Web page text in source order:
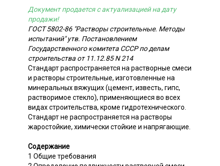
Документ продается с актуализацией на дату
продажи!
ГОСТ 5802-86 "Растворы строительные. Методы
испытаний" утв. Постановлением
Государственного комитета СССР по делам
строительства от 11.12.85 N 214
Стандарт распространяется на растворные смеси
и растворы строительные, изготовленные на
минеральных вяжущих (цемент, известь, гипс,
растворимое стекло), применяющиеся во всех
видах строительства, кроме гидротехнического.
Стандарт не распространяется на растворы
жаростойкие, химически стойкие и напрягающие.
Содержание
1 Общие требования